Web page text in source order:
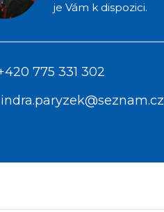
je Vám k dispozici.
775 331 302